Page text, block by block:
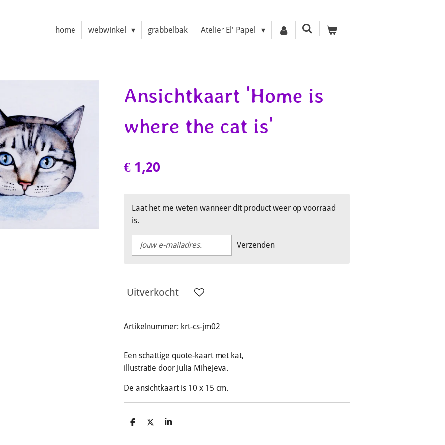
home webwinkel grabbelbak Atelier El' Papel
Ansichtkaart 'Home is
where the cat is'
€ 1,20
Laat het me weten wanneer dit product weer op voorraad
is.
Verzenden
Uitverkocht
Artikelnummer: krt-cs-jm02
Een schattige quote-kaart met kat,
illustratie door Julia Mihejeva.
De ansichtkaart is 10 x 15 cm.
D
D
S